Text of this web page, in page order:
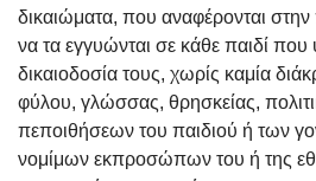
δικαιώματα, που αναφέρονται
να τα εγγυώνται σε κάθε παιδί που
δικαιοδοσία τους, χωρίς καμία
φύλου, γλώσσας, θρησκείας,
πεποιθήσεων του παιδιού ή των
νομίμων εκπροσώπων του ή της